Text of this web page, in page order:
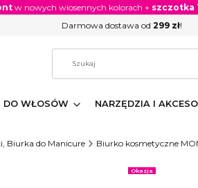
w nowych wiosennych kolorach + szczotka
Darmowa dostawa od 299 zł!
DO WŁOSÓW NARZĘDZIA I
Biurka do Manicure Biurko kosmetyczne
Etykiety
Okazja